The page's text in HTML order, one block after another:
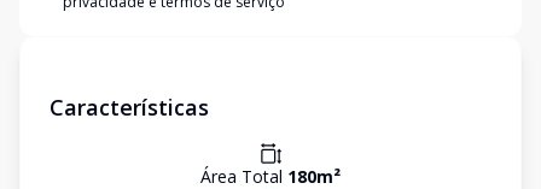
Características
Área Total 180m²